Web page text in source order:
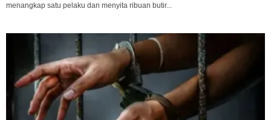
menangkap satu pelaku dan menyita ribuan butir...